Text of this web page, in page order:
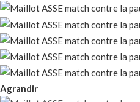
Agrandir